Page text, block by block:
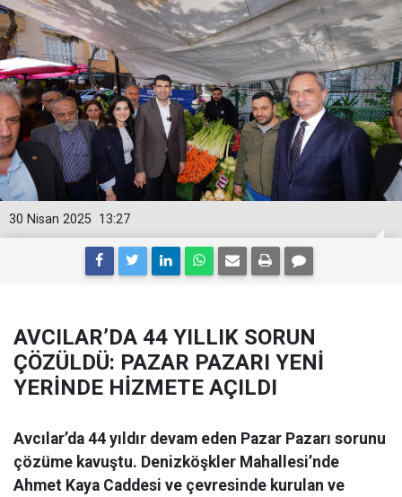
13:27
30 Nisan 2025
AVCILAR’DA 44 YILLIK SORUN
ÇÖZÜLDÜ: PAZAR PAZARI YENİ
YERİNDE HİZMETE AÇILDI
Avcılar’da 44 yıldır devam eden Pazar Pazarı sorunu
çözüme kavuştu. Denizköşkler Mahallesi’nde
Ahmet Kaya Caddesi ve çevresinde kurulan ve